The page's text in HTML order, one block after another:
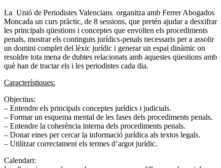
La Unió de Periodistes Valencians organitza amb Ferrer Abogados
Moncada un curs pràctic, de 8 sessions, que pretén ajudar a desxifrar
les principals qüestions i conceptes que envolten els procediments
penals, mostrar els continguts jurídics-penals necessaris per a assolir
un domini complet del lèxic jurídic i generar un espai dinàmic on
resoldre tota mena de dubtes relacionats amb aquestes qüestions amb
què han de tractar els i les periodistes cada dia.
Característiques:
Objectius:
– Entendre els principals conceptes jurídics i judicials.
– Formar un esquema mental de les fases dels procediments penals.
– Entendre la coherència interna dels procediments penals.
– Donar eines per cercar la informació jurídica als textos legals.
– Utilitzar correctament els termes d’argot jurídic.
Calendari: